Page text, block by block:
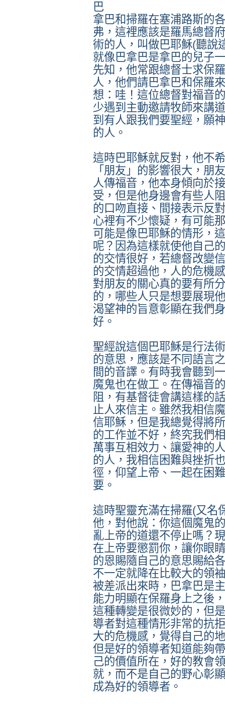
巴
拿巴和掃羅在塞浦路斯的
弗，這裡應該是羅馬總督
術的人，叫做巴耶穌(聽說
就像巴拿巴是拿巴的兒子
先知，他常跟總督士求保
人，他們請巴拿巴和保羅
想：哇！這位總督對福音
少遇到主動邀請牧師來講
到有人跟我們要聖經，願
的人。
這時巴耶穌就反對，他不
「朋友」的影響很大，朋
人傳福音，他本身傾向於接
受，但是他身邊會有些人
的口吻直接、間接表示反
心裡有不少懷疑，有可能
可能是像巴耶穌的情形，
呢？因為這樣就使他自己
的交情很好，若總督改變
的交情超過他，人的危機
對朋友的關心真的要有所
的，哪些人只是想要展現
渴望神的旨意彰顯在我們
好。
聖經說這個巴耶穌是行法
的意思，應該是不同語言之
間的音譯。有時我會聽到
魔鬼也在做工。在傳福音
阻，有基督徒會講這樣的
止人來信主。雖然我相信
信耶穌，但是我總覺得將
的工作並不好，終究我們
萬事互相效力、讓愛神的
的人，我相信困難與挫折
徑，仰望上帝、一起在困
要。
這時聖靈充滿在掃羅(又名
他，對他說：你這個魔鬼
亂上帝的道還不停止嗎？現
在上帝要懲罰你，讓你眼
的恩賜隨自己的意思賜給
不一定就降在比較大的領
被差派出來時，巴拿巴是
能力明顯在保羅身上之後
這種轉變是很微妙的，但
導者對這種情形非常的抗
大的危機感，覺得自己的
但是好的領導者知道能夠
己的價值所在，好的教會
就，而不是自己的野心彰
成為好的領導者。